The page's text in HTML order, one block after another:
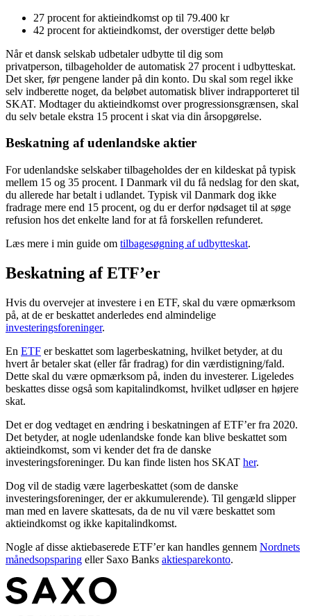
27 procent for aktieindkomst op til 79.400 kr
42 procent for aktieindkomst, der overstiger dette beløb
Når et dansk selskab udbetaler udbytte til dig som
privatperson, tilbageholder de automatisk 27 procent i udbytteskat.
Det sker, før pengene lander på din konto. Du skal som regel ikke
selv indberette noget, da beløbet automatisk bliver indrapporteret til
SKAT. Modtager du aktieindkomst over progressionsgrænsen, skal
du selv betale ekstra 15 procent i skat via din årsopgørelse.
Beskatning af udenlandske aktier
For udenlandske selskaber tilbageholdes der en kildeskat på typisk
mellem 15 og 35 procent. I Danmark vil du få nedslag for den skat,
du allerede har betalt i udlandet. Typisk vil Danmark dog ikke
fradrage mere end 15 procent, og du er derfor nødsaget til at søge
refusion hos det enkelte land for at få forskellen refunderet.
Læs mere i min guide om tilbagesøgning af udbytteskat.
Beskatning af ETF’er
Hvis du overvejer at investere i en ETF, skal du være opmærksom
på, at de er beskattet anderledes end almindelige
investeringsforeninger.
En ETF er beskattet som lagerbeskatning, hvilket betyder, at du
hvert år betaler skat (eller får fradrag) for din værdistigning/fald.
Dette skal du være opmærksom på, inden du investerer. Ligeledes
beskattes disse også som kapitalindkomst, hvilket udløser en højere
skat.
Det er dog vedtaget en ændring i beskatningen af ETF’er fra 2020.
Det betyder, at nogle udenlandske fonde kan blive beskattet som
aktieindkomst, som vi kender det fra de danske
investeringsforeninger. Du kan finde listen hos SKAT her.
Dog vil de stadig være lagerbeskattet (som de danske
investeringsforeninger, der er akkumulerende). Til gengæld slipper
man med en lavere skattesats, da de nu vil være beskattet som
aktieindkomst og ikke kapitalindkomst.
Nogle af disse aktiebaserede ETF’er kan handles gennem Nordnets
månedsopsparing eller Saxo Banks aktiesparekonto.